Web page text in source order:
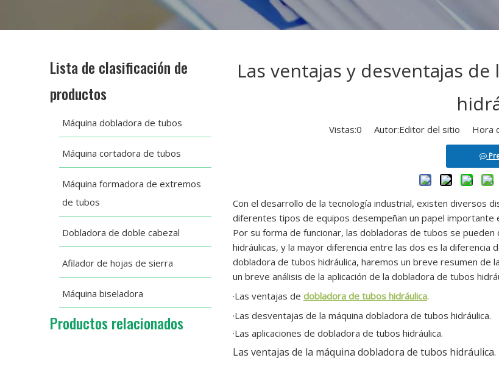
Lista de clasificación de
productos
Máquina dobladora de tubos
Máquina cortadora de tubos
Máquina formadora de extremos
de tubos
Dobladora de doble cabezal
Afilador de hojas de sierra
Máquina biseladora
Productos relacionados
Las ventajas y desventajas
Vistas:0 Autor:Editor del sitio Hora
Con el desarrollo de la tecnología industrial, existen diversos
diferentes tipos de equipos desempeñan un papel
Por su forma de funcionar, las dobladoras de tubos se
hidráulicas, y la mayor diferencia entre las dos es la
dobladora de tubos hidráulica, haremos un breve resumen
un breve análisis de la aplicación de la dobladora de tubos
·Las ventajas de dobladora de tubos hidráulica.
·Las desventajas de la máquina dobladora de tubos hidráulica.
·Las aplicaciones de dobladora de tubos hidráulica.
Las ventajas de la máquina dobladora de tubos hidráulica.